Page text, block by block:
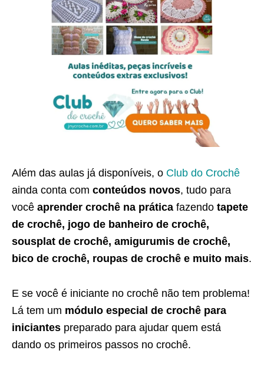
Além das aulas já disponíveis, o Club do Crochê
ainda conta com conteúdos novos, tudo para
você aprender crochê na prática fazendo tapete
de crochê, jogo de banheiro de crochê,
sousplat de crochê, amigurumis de crochê,
bico de crochê, roupas de crochê e muito mais.
E se você é iniciante no crochê não tem problema!
Lá tem um módulo especial de crochê para
iniciantes preparado para ajudar quem está
dando os primeiros passos no crochê.